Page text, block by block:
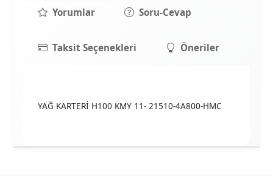
Yorumlar Soru-Cevap
Taksit Seçenekleri Öneriler
YAĞ KARTERİ H100 KMY 11- 21510-4A800-HMC